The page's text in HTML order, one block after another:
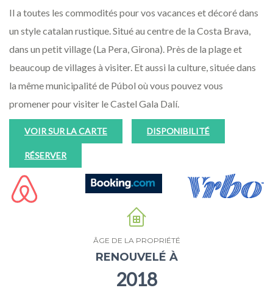
Il a toutes les commodités pour vos vacances et décoré dans
un style catalan rustique. Situé au centre de la Costa Brava,
dans un petit village (La Pera, Girona). Près de la plage et
beaucoup de villages à visiter. Et aussi la culture, située dans
la même municipalité de Púbol où vous pouvez vous
promener pour visiter le Castel Gala Dalí.
VOIR SUR LA CARTE DISPONIBILITÉ
RÉSERVER
ÂGE DE LA PROPRIÉTÉ
RENOUVELÉ À
2018